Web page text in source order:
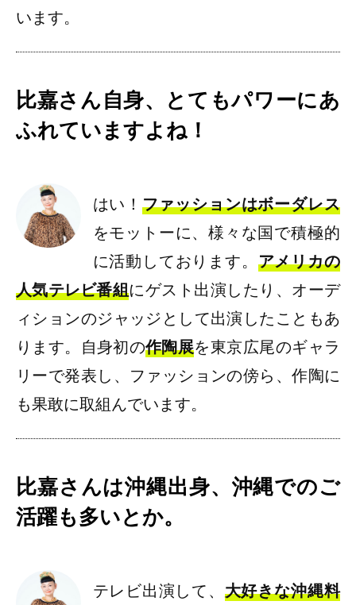
います。
比嘉さん自身、とてもパワーにあ
ふれていますよね！
はい！ ファッションはボーダレス
をモットーに、様々な国で積極的
に活動しております。 アメリカの
人気テレビ番組にゲスト出演したり、オーデ
ィションのジャッジとして出演したこともあ
ります。自身初の作陶展を東京広尾のギャラ
リーで発表し、ファッションの傍ら、作陶に
も果敢に取組んでいます。
比嘉さんは沖縄出身、沖縄でのご
活躍も多いとか。
テレビ出演して、 大好きな沖縄料